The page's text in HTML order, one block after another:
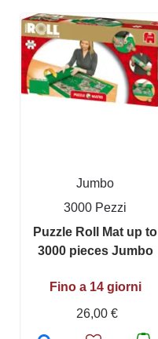
Jumbo
3000 Pezzi
Puzzle Roll Mat up to
3000 pieces Jumbo
Fino a 14 giorni
26,00 €